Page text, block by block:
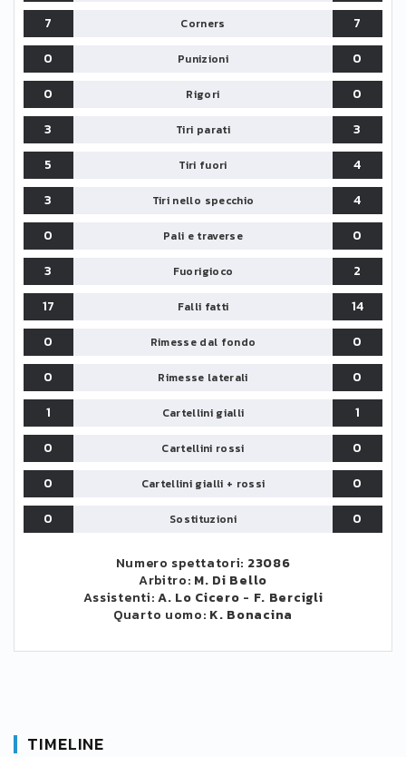
7 Corners
7
0
Punizioni
0
0
Rigori
0
3
Tiri parati
3
5
Tiri fuori
4
3
Tiri nello specchio
4
0
Pali e traverse
0
3
Fuorigioco
2
17
Falli fatti
14
0
Rimesse dal fondo
0
0
Rimesse laterali
0
1
Cartellini gialli
1
0
Cartellini rossi
0
0
Cartellini gialli + rossi
0
0
Sostituzioni 0
Numero spettatori: 23086
Arbitro: M. Di Bello
Assistenti:A. Lo Cicero - F. Bercigli
Quarto uomo: K. Bonacina
TIMELINE